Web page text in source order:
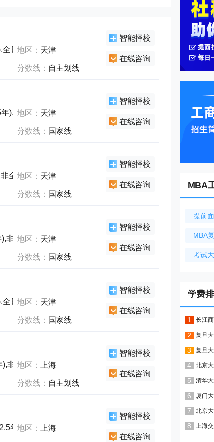
日制8.8万/年(学制2年),非全日制18.5万/年(学制2.5年),非
地区： 天津
分数线： 自主划线
智能择校
在线咨询
),非全日制16.8万/年(学制2.5年),非全日制16.8万/年(学制
地区： 天津
分数线： 国家线
智能择校
在线咨询
全日制1.33万/年(学制3年)
地区： 天津
分数线： 国家线
智能择校
在线咨询
非全日制2万/年(学制2.5年)
地区： 天津
分数线： 国家线
智能择校
在线咨询
日制6.18万/年(学制2年),非全日制7万/年(学制2.5年),非
地区： 天津
分数线： 国家线
智能择校
在线咨询
非全日制73.8万/年(学制2年),全日制0万/年(学制2年),非全日
地区： 上海
分数线： 自主划线
智能择校
在线咨询
年),非全日制33.98万/年(学制2.5年),全日制49.98万/年(学
地区： 上海
智能择校
在线咨询
MBA
提前
MBA
考试
学费
1 长江
2 复旦
3 复旦
4 北京
5 清华
6 厦门
7 北京
8 上海